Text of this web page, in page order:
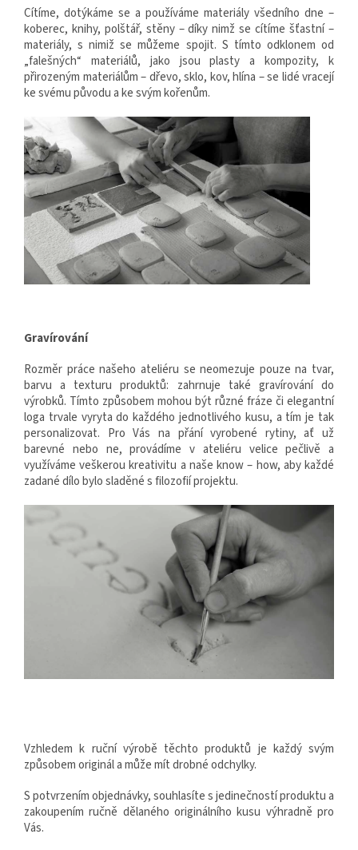
Cítíme, dotýkáme se a používáme materiály všedního dne –
koberec, knihy, polštář, stěny – díky nimž se cítíme šťastní –
materiály, s nimiž se můžeme spojit. S tímto odklonem od
„falešných“ materiálů, jako jsou plasty a kompozity, k
přirozeným materiálům – dřevo, sklo, kov, hlína – se lidé vracejí
ke svému původu a ke svým kořenům.
Gravírování
Rozměr práce našeho ateliéru se neomezuje pouze na tvar,
barvu a texturu produktů: zahrnuje také gravírování do
výrobků. Tímto způsobem mohou být různé fráze či elegantní
loga trvale vyryta do každého jednotlivého kusu, a tím je tak
personalizovat. Pro Vás na přání vyrobené rytiny, ať už
barevné nebo ne, provádíme v ateliéru velice pečlivě a
využíváme veškerou kreativitu a naše know – how, aby každé
zadané dílo bylo sladěné s filozofií projektu.
Vzhledem k ruční výrobě těchto produktů je každý svým
způsobem originál a může mít drobné odchylky.
S potvrzením objednávky, souhlasíte s jedinečností produktu a
zakoupením ručně dělaného originálního kusu výhradně pro
Vás.